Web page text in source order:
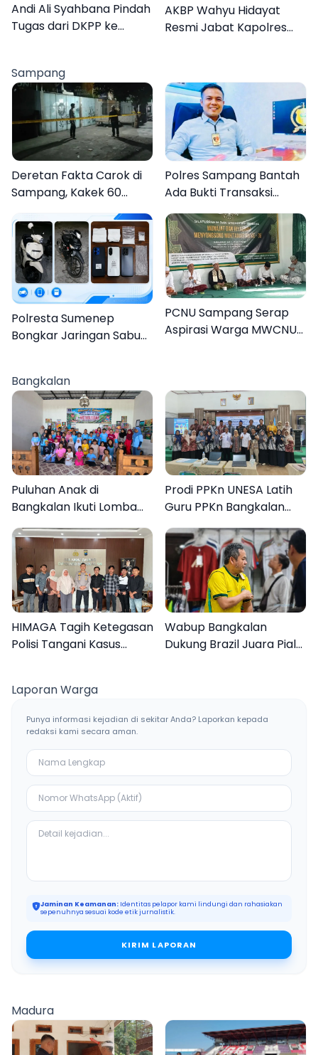
Andi Ali Syahbana Pindah
Tugas dari DKPP ke
AKBP Wahyu Hidayat
Resmi Jabat Kapolres
Sampang
Deretan Fakta Carok di
Sampang, Kakek 60
Tahun Duel Melawan 2
Pria
Polres Sampang Bantah
Ada Bukti Transaksi
dalam Kasus Rudapaksa
Anak 27 Tersangka
Polresta Sumenep
Bongkar Jaringan Sabu
PCNU Sampang Serap
Aspirasi Warga MWCNU
Bangkalan
Puluhan Anak di
Bangkalan Ikuti Lomba
Mewarnai Bertema
Liburan Keluarga
Prodi PPKn UNESA Latih
Guru PPKn Bangkalan
dengan Pembelajaran
Inovasi Teknologi
HIMAGA Tagih Ketegasan
Polisi Tangani Kasus
Wabup Bangkalan
Dukung Brazil Juara Piala
Laporan Warga
Punya informasi kejadian di sekitar Anda? Laporkan kepada
redaksi kami secara aman.
Jaminan Keamanan: Identitas pelapor kami lindungi dan rahasiakan
sepenuhnya sesuai kode etik jurnalistik.
KIRIM LAPORAN
Madura